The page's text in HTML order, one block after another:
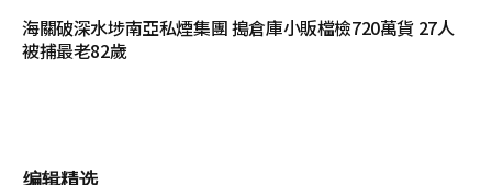
海關破深水埗南亞私煙集團 搗倉庫小販檔檢720萬貨 27人
被捕最老82歲
编辑精选